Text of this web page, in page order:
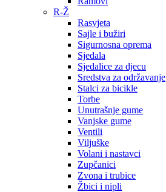
R-Ž
Rasvjeta
Sajle i bužiri
Sigurnosna oprema
Sjedala
Sjedalice za djecu
Sredstva za održavanje
Stalci za bicikle
Torbe
Unutrašnje gume
Vanjske gume
Ventili
Viljuške
Volani i nastavci
Zupčanici
Zvona i trubice
Žbici i nipli